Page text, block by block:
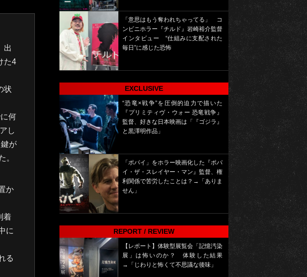
出
た4
状
何
し
が
。
か
着
に
る
「意思はもう奪われちゃってる」 コ
ンビニホラー『チルド』岩崎裕介監督
インタビュー “仕組みに支配された
毎日”に感じた恐怖
EXCLUSIVE
“恐竜×戦争”を圧倒的迫力で描いた
『プリミティヴ・ウォー 恐竜戦争』
監督、好きな日本映画は「『ゴジラ』
と黒澤明作品」
「ポパイ」をホラー映画化した『ポパ
イ・ザ・スレイヤー・マン』監督、権
利関係で苦労したことは？→「ありま
せん」
REPORT / REVIEW
【レポート】体験型展覧会「記憶汚染
展」は怖いのか？ 体験した結果
→「じわりと怖くて不思議な後味」